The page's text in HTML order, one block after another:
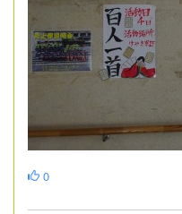
0